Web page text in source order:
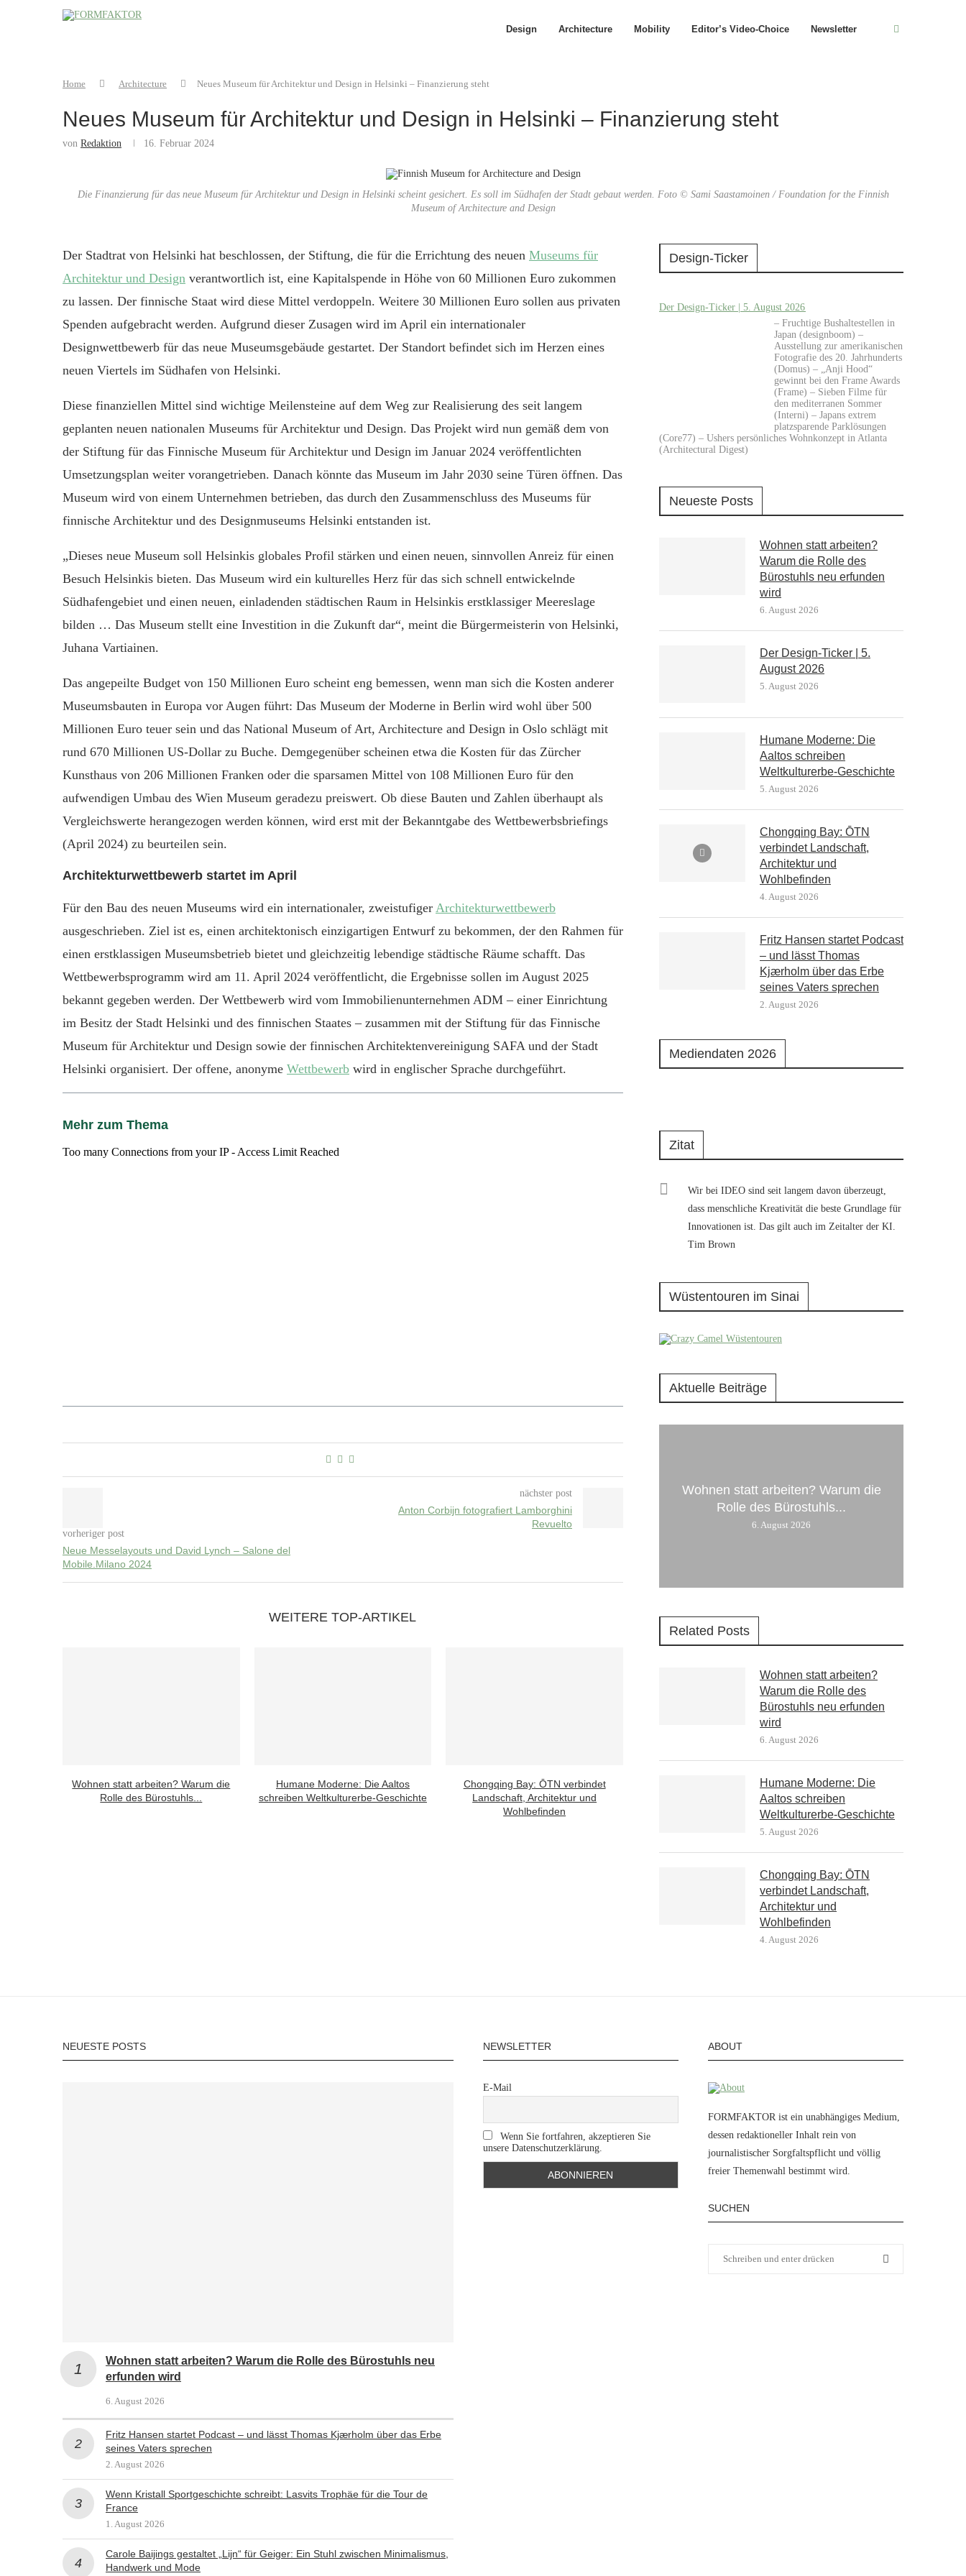
Design Architecture Mobility Editor’s Video-Choice Newsletter
Home Architecture Neues Museum für Architektur und Design in Helsinki – Finanzierung steht
Neues Museum für Architektur und Design in Helsinki – Finanzierung steht
von Redaktion 16. Februar 2024
Die Finanzierung für das neue Museum für Architektur und Design in Helsinki scheint gesichert. Es soll im Südhafen der Stadt gebaut werden. Foto © Sami Saastamoinen / Foundation for the Finnish
Museum of Architecture and Design
Der Stadtrat von Helsinki hat beschlossen, der Stiftung, die für die Errichtung des neuen Museums für
Architektur und Design verantwortlich ist, eine Kapitalspende in Höhe von 60 Millionen Euro zukommen
zu lassen. Der finnische Staat wird diese Mittel verdoppeln. Weitere 30 Millionen Euro sollen aus privaten
Spenden aufgebracht werden. Aufgrund dieser Zusagen wird im April ein internationaler
Designwettbewerb für das neue Museumsgebäude gestartet. Der Standort befindet sich im Herzen eines
neuen Viertels im Südhafen von Helsinki.
Diese finanziellen Mittel sind wichtige Meilensteine auf dem Weg zur Realisierung des seit langem
geplanten neuen nationalen Museums für Architektur und Design. Das Projekt wird nun gemäß dem von
der Stiftung für das Finnische Museum für Architektur und Design im Januar 2024 veröffentlichten
Umsetzungsplan weiter vorangetrieben. Danach könnte das Museum im Jahr 2030 seine Türen öffnen. Das
Museum wird von einem Unternehmen betrieben, das durch den Zusammenschluss des Museums für
finnische Architektur und des Designmuseums Helsinki entstanden ist.
„Dieses neue Museum soll Helsinkis globales Profil stärken und einen neuen, sinnvollen Anreiz für einen
Besuch Helsinkis bieten. Das Museum wird ein kulturelles Herz für das sich schnell entwickelnde
Südhafengebiet und einen neuen, einladenden städtischen Raum in Helsinkis erstklassiger Meereslage
bilden … Das Museum stellt eine Investition in die Zukunft dar“, meint die Bürgermeisterin von Helsinki,
Juhana Vartiainen.
Das angepeilte Budget von 150 Millionen Euro scheint eng bemessen, wenn man sich die Kosten anderer
Museumsbauten in Europa vor Augen führt: Das Museum der Moderne in Berlin wird wohl über 500
Millionen Euro teuer sein und das National Museum of Art, Architecture and Design in Oslo schlägt mit
rund 670 Millionen US-Dollar zu Buche. Demgegenüber scheinen etwa die Kosten für das Zürcher
Kunsthaus von 206 Millionen Franken oder die sparsamen Mittel von 108 Millionen Euro für den
aufwendigen Umbau des Wien Museum geradezu preiswert. Ob diese Bauten und Zahlen überhaupt als
Vergleichswerte herangezogen werden können, wird erst mit der Bekanntgabe des Wettbewerbsbriefings
(April 2024) zu beurteilen sein.
Architekturwettbewerb startet im April
Für den Bau des neuen Museums wird ein internationaler, zweistufiger Architekturwettbewerb
ausgeschrieben. Ziel ist es, einen architektonisch einzigartigen Entwurf zu bekommen, der den Rahmen für
einen erstklassigen Museumsbetrieb bietet und gleichzeitig lebendige städtische Räume schafft. Das
Wettbewerbsprogramm wird am 11. April 2024 veröffentlicht, die Ergebnisse sollen im August 2025
bekannt gegeben werden. Der Wettbewerb wird vom Immobilienunternehmen ADM – einer Einrichtung
im Besitz der Stadt Helsinki und des finnischen Staates – zusammen mit der Stiftung für das Finnische
Museum für Architektur und Design sowie der finnischen Architektenvereinigung SAFA und der Stadt
Helsinki organisiert. Der offene, anonyme Wettbewerb wird in englischer Sprache durchgeführt.
Mehr zum Thema
vorheriger post
Neue Messelayouts und David Lynch – Salone del
Mobile.Milano 2024
nächster post
Anton Corbijn fotografiert Lamborghini
Revuelto
WEITERE TOP-ARTIKEL
Wohnen statt arbeiten? Warum die
Rolle des Bürostuhls...
Humane Moderne: Die Aaltos
schreiben Weltkulturerbe-Geschichte
Chongqing Bay: ŌTN verbindet
Landschaft, Architektur und
Wohlbefinden
Design-Ticker
Der Design-Ticker | 5. August 2026
– Fruchtige Bushaltestellen in
Japan (designboom) –
Ausstellung zur amerikanischen
Fotografie des 20. Jahrhunderts
(Domus) – „Anji Hood“
gewinnt bei den Frame Awards
(Frame) – Sieben Filme für
den mediterranen Sommer
(Interni) – Japans extrem
platzsparende Parklösungen
(Core77) – Ushers persönliches Wohnkonzept in Atlanta
(Architectural Digest)
Neueste Posts
Wohnen statt arbeiten?
Warum die Rolle des
Bürostuhls neu erfunden
wird
6. August 2026
Der Design-Ticker | 5.
August 2026
5. August 2026
Humane Moderne: Die
Aaltos schreiben
Weltkulturerbe-Geschichte
5. August 2026
Chongqing Bay: ŌTN
verbindet Landschaft,
Architektur und
Wohlbefinden
4. August 2026
Fritz Hansen startet Podcast
– und lässt Thomas
Kjærholm über das Erbe
seines Vaters sprechen
2. August 2026
Mediendaten 2026
Zitat
Wir bei IDEO sind seit langem davon überzeugt,
dass menschliche Kreativität die beste Grundlage für
Innovationen ist. Das gilt auch im Zeitalter der KI.
Tim Brown
Wüstentouren im Sinai
Aktuelle Beiträge
Wohnen statt arbeiten? Warum die
Rolle des Bürostuhls...
6. August 2026
Related Posts
Wohnen statt arbeiten?
Warum die Rolle des
Bürostuhls neu erfunden
wird
6. August 2026
Humane Moderne: Die
Aaltos schreiben
Weltkulturerbe-Geschichte
5. August 2026
Chongqing Bay: ŌTN
verbindet Landschaft,
Architektur und
Wohlbefinden
4. August 2026
NEUESTE POSTS
Wohnen statt arbeiten? Warum die Rolle des Bürostuhls neu
erfunden wird
6. August 2026
Fritz Hansen startet Podcast – und lässt Thomas Kjærholm über das Erbe
seines Vaters sprechen
2. August 2026
Wenn Kristall Sportgeschichte schreibt: Lasvits Trophäe für die Tour de
France
1. August 2026
Carole Baijings gestaltet „Lijn“ für Geiger: Ein Stuhl zwischen Minimalismus,
Handwerk und Mode
NEWSLETTER
E-Mail
Wenn Sie fortfahren, akzeptieren Sie
unsere Datenschutzerklärung.
ABOUT
FORMFAKTOR ist ein unabhängiges Medium,
dessen redaktioneller Inhalt rein von
journalistischer Sorgfaltspflicht und völlig
freier Themenwahl bestimmt wird.
SUCHEN